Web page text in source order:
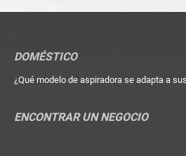
DOMÉSTICO
¿Qué modelo de aspiradora se adapta a
ENCONTRAR UN NEGOCIO